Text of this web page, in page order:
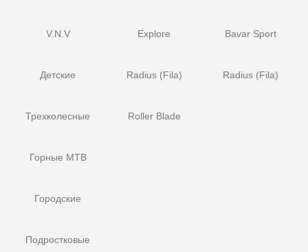
V.N.V
Детские
Трехколесные
Горные MTB
Городские
Подростковые
Explore
Radius (Fila)
Roller Blade
Bavar Sport
Radius (Fila)